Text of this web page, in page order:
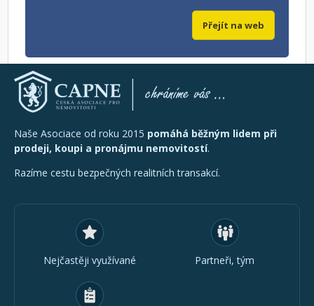
Přejít na web
Naše Asociace od roku 2015 pomáhá běžným lidem při
prodeji, koupi a pronájmu nemovitostí.
Razíme cestu bezpečných realitních transakcí.
Nejčastěji využívané Partneři, tým